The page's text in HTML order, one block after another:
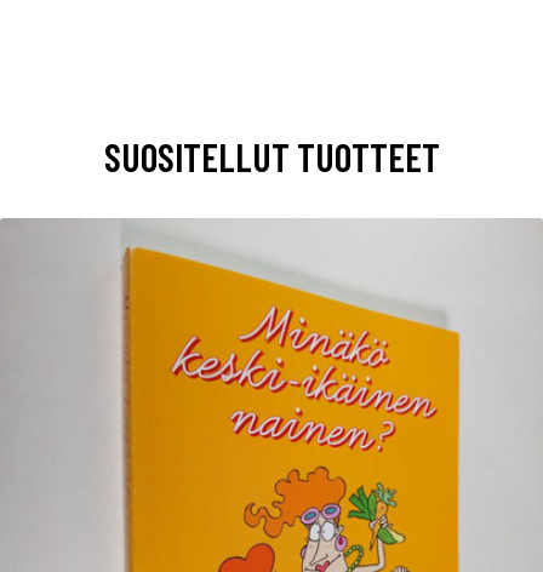
SUOSITELLUT TUOTTEET